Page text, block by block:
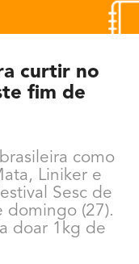
curtir no
fim de
como
Liniker e
Sesc de
domingo (27).
doar 1kg de